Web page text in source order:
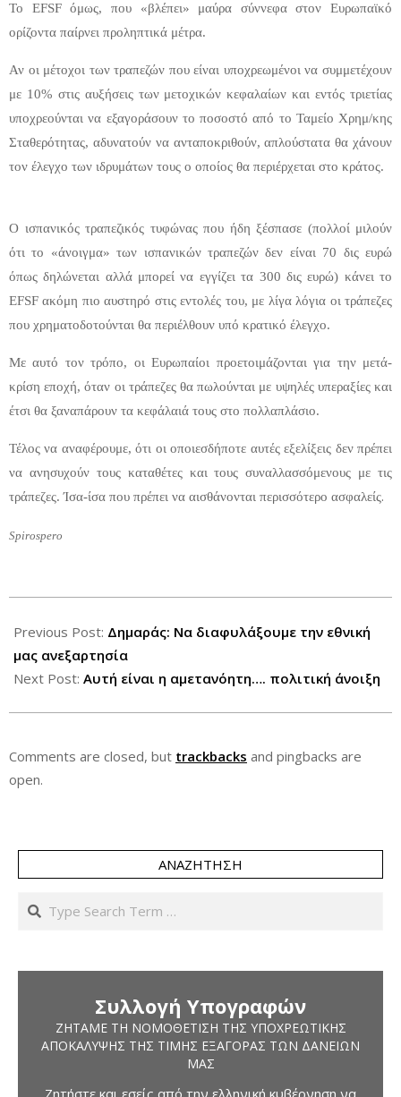
Το EFSF όμως, που «βλέπει» μαύρα σύννεφα στον Ευρωπαϊκό
ορίζοντα παίρνει προληπτικά μέτρα.
Αν οι μέτοχοι των τραπεζών που είναι υποχρεωμένοι να συμμετέχουν
με 10% στις αυξήσεις των μετοχικών κεφαλαίων και εντός τριετίας
υποχρεούνται να εξαγοράσουν το ποσοστό από το Ταμείο Χρημ/κης
Σταθερότητας, αδυνατούν να ανταποκριθούν, απλούστατα θα χάνουν
τον έλεγχο των ιδρυμάτων τους ο οποίος θα περιέρχεται στο κράτος.
Ο ισπανικός τραπεζικός τυφώνας που ήδη ξέσπασε (πολλοί μιλούν
ότι το «άνοιγμα» των ισπανικών τραπεζών δεν είναι 70 δις ευρώ
όπως δηλώνεται αλλά μπορεί να εγγίζει τα 300 δις ευρώ) κάνει το
EFSF ακόμη πιο αυστηρό στις εντολές του, με λίγα λόγια οι τράπεζες
που χρηματοδοτούνται θα περιέλθουν υπό κρατικό έλεγχο.
Με αυτό τον τρόπο, οι Ευρωπαίοι προετοιμάζονται για την μετά-
κρίση εποχή, όταν οι τράπεζες θα πωλούνται με υψηλές υπεραξίες και
έτσι θα ξαναπάρουν τα κεφάλαιά τους στο πολλαπλάσιο.
Τέλος να αναφέρουμε, ότι οι οποιεσδήποτε αυτές εξελίξεις δεν πρέπει
να ανησυχούν τους καταθέτες και τους συναλλασσόμενους με τις
τράπεζες. Ίσα-ίσα που πρέπει να αισθάνονται περισσότερο ασφαλείς.
Spirospero
06-
06
Previous Post: Δημαράς: Να διαφυλάξουμε την εθνική
μας ανεξαρτησία
Next Post: Αυτή είναι η αμετανόητη…. πολιτική άνοιξη
Comments are closed, but trackbacks and pingbacks are
open.
ΑΝΑΖΉΤΗΣΗ
Search
Συλλογή Υπογραφών
ΖΗΤΆΜΕ ΤΗ ΝΟΜΟΘΈΤΙΣΗ ΤΗΣ ΥΠΟΧΡΕΩΤΙΚΉΣ
ΑΠΟΚΆΛΥΨΗΣ ΤΗΣ ΤΙΜΉΣ ΕΞΑΓΟΡΆΣ ΤΩΝ ΔΑΝΕΊΩΝ
ΜΑΣ
Ζητήστε και εσείς από την ελληνική κυβέρνηση να